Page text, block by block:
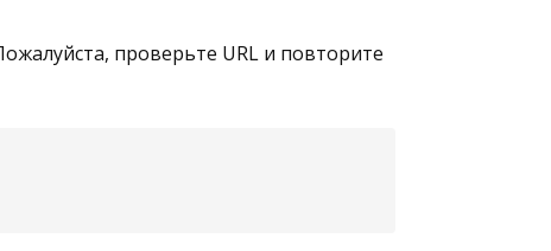
проверьте URL и повторите